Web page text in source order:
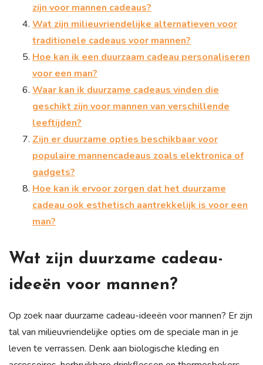
zijn voor mannen cadeaus?
Wat zijn milieuvriendelijke alternatieven voor
traditionele cadeaus voor mannen?
Hoe kan ik een duurzaam cadeau personaliseren
voor een man?
Waar kan ik duurzame cadeaus vinden die
geschikt zijn voor mannen van verschillende
leeftijden?
Zijn er duurzame opties beschikbaar voor
populaire mannencadeaus zoals elektronica of
gadgets?
Hoe kan ik ervoor zorgen dat het duurzame
cadeau ook esthetisch aantrekkelijk is voor een
man?
Wat zijn duurzame cadeau-
ideeën voor mannen?
Op zoek naar duurzame cadeau-ideeën voor mannen? Er zijn
tal van milieuvriendelijke opties om de speciale man in je
leven te verrassen. Denk aan biologische kleding en